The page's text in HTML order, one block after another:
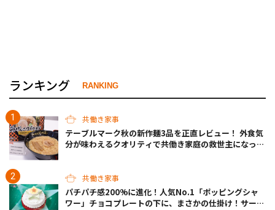
ランキング RANKING
共働き家事
テーブルマーク秋の新作麺3品を正直レビュー！ 外食気
分が味わえるクオリティで共働き家庭の救世主になって
共働き家事
パチパチ感200%に進化！人気No.1「ポッピングシャ
ワー」チョコプレートの下に、まさかの仕掛け！サーテ